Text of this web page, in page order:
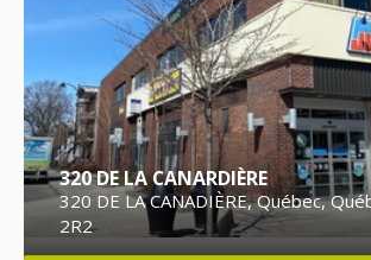
320 DE LA CANARDIÈRE
320 DE LA CANADIÈRE, Québec,
2R2